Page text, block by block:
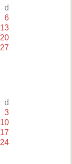
d
6
13
20
27
d
3
10
17
24